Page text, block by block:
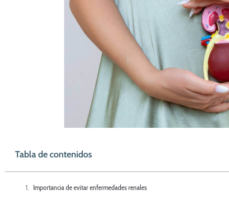
Tabla de contenidos
Importancia de evitar enfermedades renales